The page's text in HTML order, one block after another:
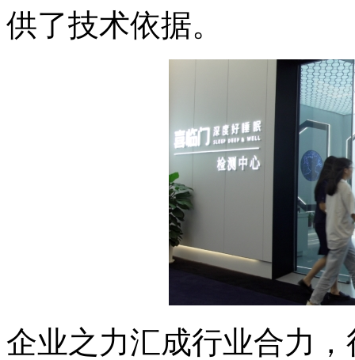
供了技术依据。
企业之力汇成行业合力